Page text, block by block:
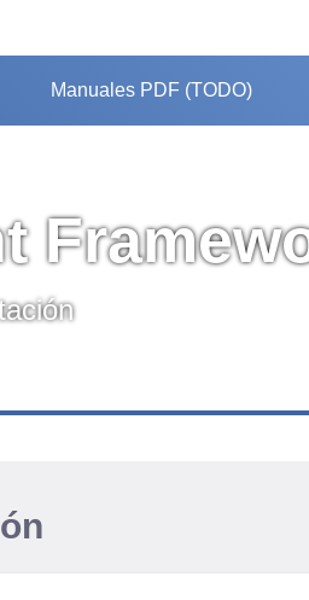
Manuales PDF (TODO)